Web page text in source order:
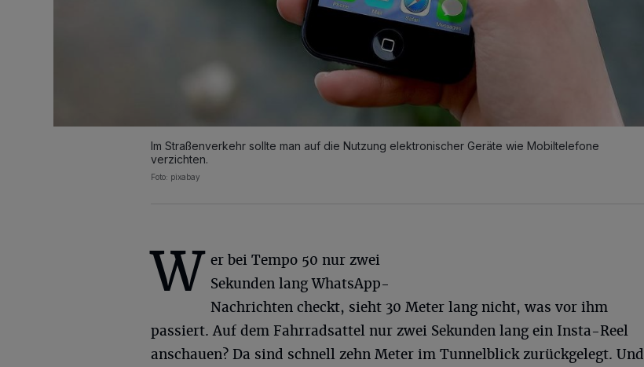
Im Straßenverkehr sollte man auf die Nutzung elektronischer Geräte wie Mobiltelefone
verzichten.
Foto: pixabay
W er bei Tempo 50 nur zwei
Sekunden lang WhatsApp-
Nachrichten checkt, sieht 30 Meter lang nicht, was vor ihm
passiert. Auf dem Fahrradsattel nur zwei Sekunden lang ein Insta-Reel
anschauen? Da sind schnell zehn Meter im Tunnelblick zurückgelegt. Und